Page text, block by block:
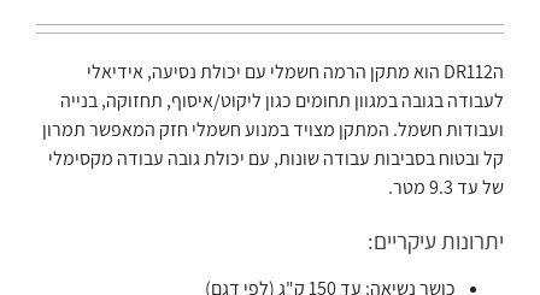
הDR112 הוא מתקן הרמה חשמלי עם יכולת נסיעה, אידיאלי
לעבודה בגובה במגוון תחומים כגון ליקוט/איסוף, תחזוקה, בנייה
ועבודות חשמל. המתקן מצויד במנוע חשמלי חזק המאפשר תמרון
קל ובטוח בסביבות עבודה שונות, עם יכולת גובה עבודה מקסימלי
של עד 9.3 מטר.
יתרונות עיקריים:
כושר נשיאה: עד 150 ק"ג (לפי דגם)